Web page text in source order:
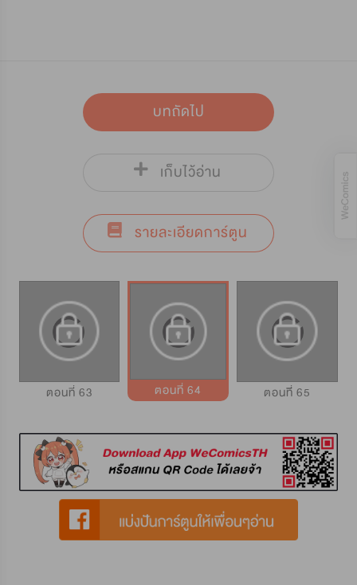
บทถัดไป
เก็บไว้อ่าน
รายละเอียดการ์ตูน
ตอนที่ 63 ตอนที่ 64 ตอนทีี่ 65